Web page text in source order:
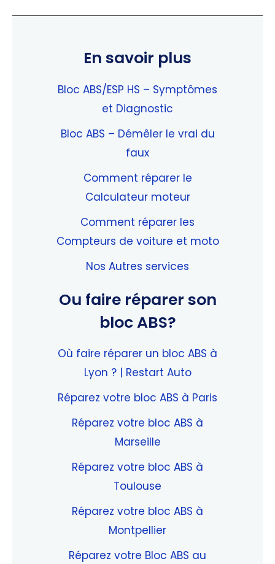
En savoir plus
Bloc ABS/ESP HS – Symptômes
et Diagnostic
Bloc ABS – Démêler le vrai du
faux
Comment réparer le
Calculateur moteur
Comment réparer les
Compteurs de voiture et moto
Nos Autres services
Ou faire réparer son
bloc ABS?
Où faire réparer un bloc ABS à
Lyon ? | Restart Auto
Réparez votre bloc ABS à Paris
Réparez votre bloc ABS à
Marseille
Réparez votre bloc ABS à
Toulouse
Réparez votre bloc ABS à
Montpellier
Réparez votre Bloc ABS au